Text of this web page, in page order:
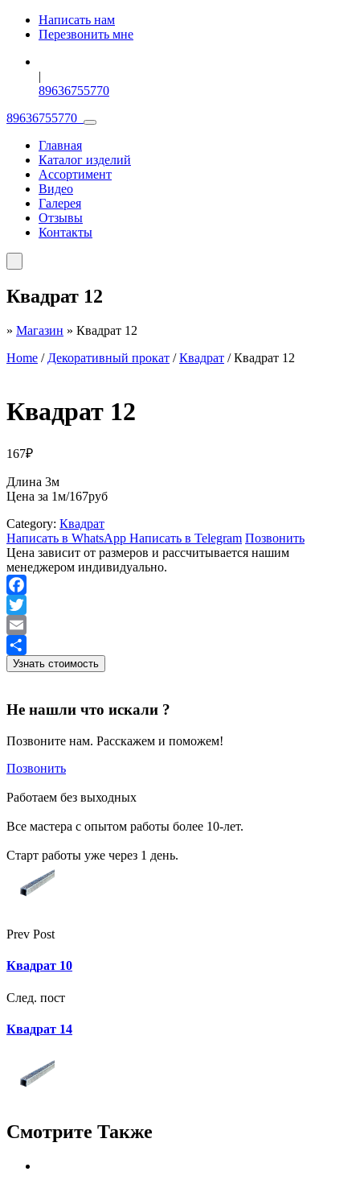
Написать нам
Перезвонить мне
|
89636755770
89636755770
Главная
Каталог изделий
Ассортимент
Видео
Галерея
Отзывы
Контакты
Квадрат 12
» Магазин » Квадрат 12
Home / Декоративный прокат /Квадрат / Квадрат 12
Квадрат 12
167₽
Длина 3м
Цена за 1м/167руб
Category: Квадрат
Написать в WhatsApp Написать в Telegram Позвонить
Цена зависит от размеров и рассчитывается нашим
менеджером индивидуально.
Facebook
Twitter
Email
Отправить
Узнать стоимость
Не нашли что искали ?
Позвоните нам. Расскажем и поможем!
Позвонить
Работаем без выходных
Все мастера с опытом работы более 10-лет.
Старт работы уже через 1 день.
Prev Post
Квадрат 10
След. пост
Квадрат 14
Смотрите Также